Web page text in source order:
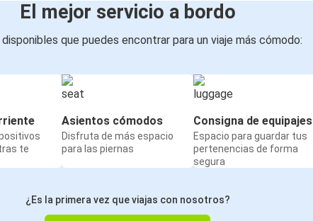
El mejor servicio a bordo
que puedes encontrar para un viaje más cómodo:
te
Asientos cómodos
Disfruta de más espacio
para las piernas
Consigna de equipajes
Espacio para guardar tus
pertenencias de forma
segura
¿Es la primera vez que viajas con nosotros?